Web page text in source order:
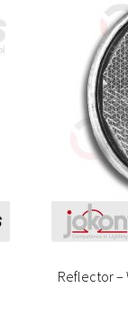
Reflector –